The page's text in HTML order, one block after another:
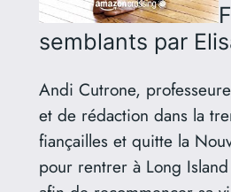
semblants par
Andi Cutrone,
et de rédaction dans la
fiançailles et quitte la
pour rentrer à Long